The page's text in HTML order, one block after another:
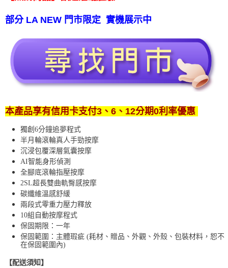
部分 LA NEW 門市限定 實機展示中
本產品享有信用卡支付3、6、12分期0利率優惠
獨創6分鐘追夢程式
半月輪滾輪真人手勁按摩
沉浸包覆深層氣囊按摩
AI智能身形偵測
全腳底滾輪指壓按摩
2SL超長雙曲軌臀感按摩
碳纖維溫感舒緩
兩段式零重力壓力釋放
10組自動按摩程式
保固期限：一年
保固範圍：主體瑕疵 (耗材、贈品、外觀、外殼、包裝材料，恕不
在保固範圍內)
【配送須知】